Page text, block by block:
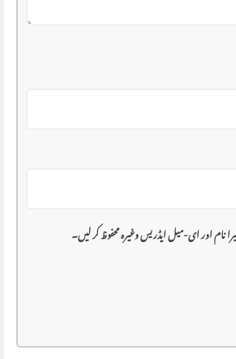
نام اور ای-میل ایڈریس وغیرہ محفوظ کر لیں۔